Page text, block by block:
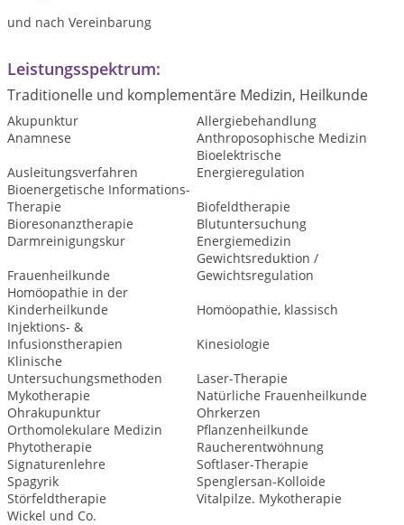
und nach Vereinbarung
Leistungsspektrum:
Traditionelle und komplementäre Medizin, Heilkunde
Akupunktur
Allergiebehandlung
Anamnese
Anthroposophische Medizin
Ausleitungsverfahren
Bioelektrische
Energieregulation
Bioenergetische Informations-
Therapie
Biofeldtherapie
Bioresonanztherapie
Blutuntersuchung
Darmreinigungskur
Energiemedizin
Frauenheilkunde
Gewichtsreduktion /
Gewichtsregulation
Homöopathie in der
Kinderheilkunde
Homöopathie, klassisch
Injektions- &
Infusionstherapien
Kinesiologie
Klinische
Untersuchungsmethoden
Laser-Therapie
Mykotherapie
Natürliche Frauenheilkunde
Ohrakupunktur
Ohrkerzen
Orthomolekulare Medizin
Pflanzenheilkunde
Phytotherapie
Raucherentwöhnung
Signaturenlehre
Softlaser-Therapie
Spagyrik
Spenglersan-Kolloide
Störfeldtherapie
Vitalpilze. Mykotherapie
Wickel und Co.